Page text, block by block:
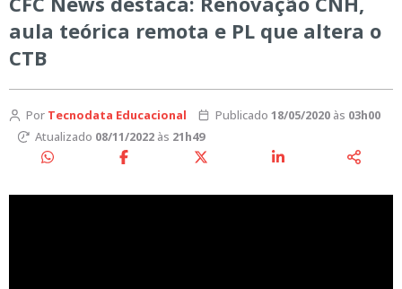
aula teórica remota e PL que altera o
CTB
Por Tecnodata Educacional Publicado 18/05/2020às 03h00
Atualizado 08/11/2022às 21h49